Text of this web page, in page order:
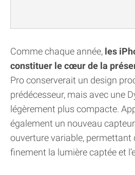
Comme chaque année, les
constituer le cœur de la
Pro conserverait un design
prédécesseur, mais avec une
légèrement plus compacte.
également un nouveau
ouverture variable, permettant
finement la lumière captée et